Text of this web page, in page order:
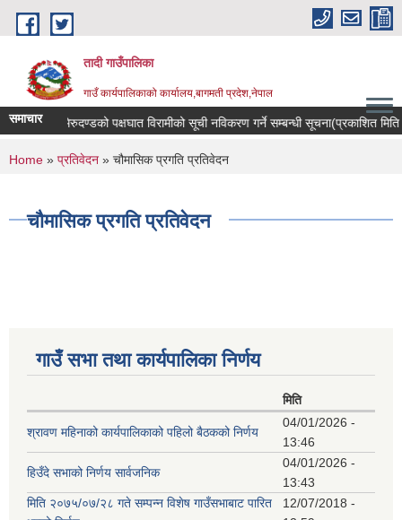
Skip to main content
तादी गाउँपालिका
गाउँ कार्यपालिकाको कार्यालय,बागमती प्रदेश,नेपाल
समाचाररोगी र मेरुदण्डको पक्षघात विरामीको सूची नविकरण गर्ने सम्बन्धी सूचना(प्रकाशित
You are here
Home » प्रतिवेदन » चौमासिक प्रगति प्रतिवेदन
चौमासिक प्रगति प्रतिवेदन
गाउँ सभा तथा कार्यपालिका निर्णय
मिति
श्रावण महिनाको कार्यपालिकाको पहिलो बैठकको निर्णय
04/01/2026 -
13:46
हिउँदे सभाको निर्णय सार्वजनिक
04/01/2026 -
13:43
मिति २०७५/०७/२८ गते सम्पन्न विशेष गाउँसभाबाट पारित
12/07/2018 -